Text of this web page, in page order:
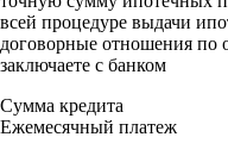
всей процедуре выдачи
договорные отношения по
заключаете с банком
Сумма кредита
Ежемесячный платеж